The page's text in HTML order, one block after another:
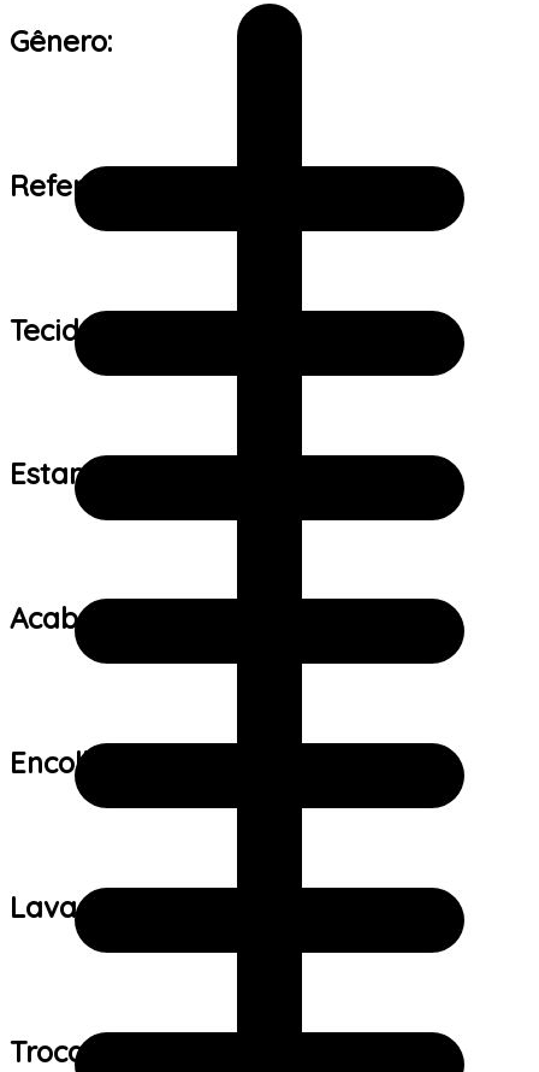
Gênero:
Referência de tamanho:
Tecido:
Estampa:
Acabamento:
Encolhimento:
Lavagem:
Trocas e devoluções: